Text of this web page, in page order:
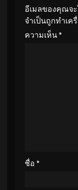
อีเมลของคุณจ
จำเป็นถูกทำเค
ความเห็น*
ชื่อ *